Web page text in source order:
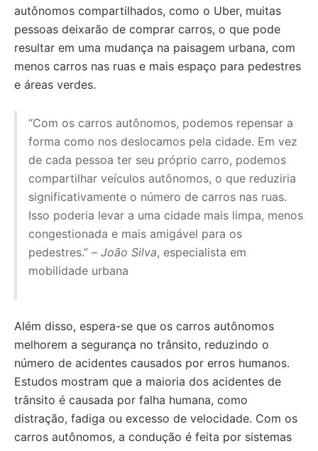
autônomos compartilhados, como o Uber, muitas
pessoas deixarão de comprar carros, o que pode
resultar em uma mudança na paisagem urbana, com
menos carros nas ruas e mais espaço para pedestres
e áreas verdes.
“Com os carros autônomos, podemos repensar a
forma como nos deslocamos pela cidade. Em vez
de cada pessoa ter seu próprio carro, podemos
compartilhar veículos autônomos, o que reduziria
significativamente o número de carros nas ruas.
Isso poderia levar a uma cidade mais limpa, menos
congestionada e mais amigável para os
pedestres.” – João Silva, especialista em
mobilidade urbana
Além disso, espera-se que os carros autônomos
melhorem a segurança no trânsito, reduzindo o
número de acidentes causados por erros humanos.
Estudos mostram que a maioria dos acidentes de
trânsito é causada por falha humana, como
distração, fadiga ou excesso de velocidade. Com os
carros autônomos, a condução é feita por sistemas